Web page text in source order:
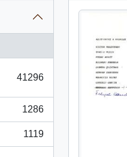
41296
1286
1119